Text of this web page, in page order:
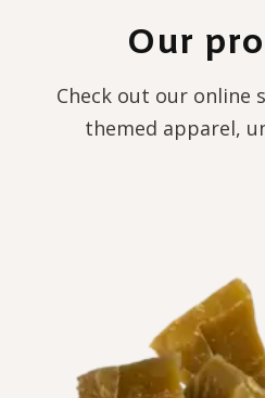
Our
Check out our online
themed apparel,